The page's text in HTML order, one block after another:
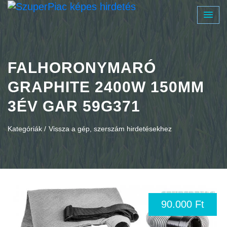
FALHORONYMARÓ
GRAPHITE 2400W 150MM
3ÉV GAR 59G371
Kategóriák / Vissza a gép, szerszám hirdetésekhez
90.000 Ft